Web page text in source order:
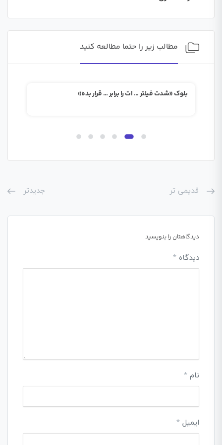
مطالب زیر را حتما مطالعه کنید
بلوک «شدت فیلتر … ات را برابر … قرار بده»
قدیمی تر جدیدتر
دیدگاهتان را بنویسید
دیدگاه *
نام *
ایمیل *